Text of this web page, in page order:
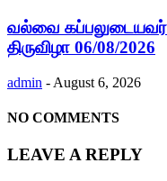
வல்வை
திருவிழா 06/08/2026
admin - August 6, 2026
NO COMMENTS
LEAVE A REPLY